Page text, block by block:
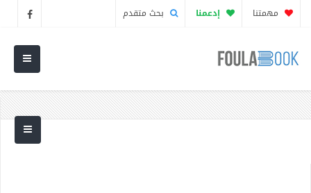
مهمتنا إدعمنا بحث متقدم